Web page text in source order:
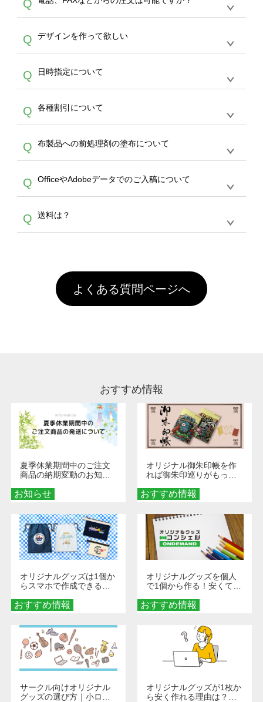
は、サポートが担当するエコバッグコンシェル
やタンブラーコンシェルをご利用ください。製
作する数量が多ければ多いほど、オンデマンド
サービスよりも低価格で製作することが可能で
す。
ドできるデータ形式は、JPG / PNG / AI / PSD /
PDF 形式になります。データの最大サイズ
写真などもアップロード可能です。使用できな
い画像はエラーになります。（※ Illustratorか
らの直接入稿には対応していません。AIで保存
し、デザインツールからアップロードして下さ
い）
Q
A
文のみ受け付けております。30個以上のご製
作をお考えの方は、サポートが担当するエコバ
スをご利用頂ければ、電話やFAX、メールなど
でご注文が可能です。
Q デザインを作って欲しい
A
を作って欲しい。などの場合は、製作数量が
30個以上であれば、サポート担当が、デザイ
バッグコンシェル
サー
ビスをご利用ください。(※ 30個以下の場合
は、デザインツールをご利用ください)
Q 日時指定について
A
ん。発送後18時以降に配送業者・伝票番号を
メールでお知らせいたしますので、直接配送業
者にご連絡いただき調整をお願い致します。
Q 各種割引について
A
カート内で自動的に割引(最大50%)が適用され
ます。 【付与ポイント】購入金額の1％が1ポ
イントとして付与され、次回ご注文時に1ポイ
ント＝1円としてお使いいただけます。ポイン
トは発送完了の翌日に付与され、次回ご注文時
からご利用頂けます。ポイントの有効期限は一
年間です。【会員ランク】過去10カ月のご注
文回数により会員ランク割引(最大5%)が適用
頂いても、ログインがされていなければ、ラン
クにカウントがされません。
Q 布製品への前処理剤の塗布について
A
意点（前処理剤）】カラー生地（Tシャツのホ
ワイト、トートバッグのナチュラル、ホワイト
といって、プリントを定着させるための処理剤
を塗布しており、短納期・低価格で商品をお届
害な性質で、水洗いで落とすことが可能です。
お手数ですが、お客様ご自身にて着用前に落と
していただけますようお願いいたします。※1
通常注文・直送機能でのご注文に関わらず、前
Q OfficeやAdobeデータでのご入稿について
A
ません。いずれのデータも該当デザインのみ画
像(JPEG,PNG,GIF,PDF)に変換、またはAdobe
Q 送料は？
引」などによるお値引きで4,000円未満になる
場合は送料がかかりますので、ご注意くださ
い。
よくある質問ページへ
おすすめ情報
お知らせ
夏季休業期間中のご注文
商品の納期変動のお知ら
おすすめ情報
オリジナル御朱印帳を作
れば御朱印巡りがもっと
ダーメイドする魅力と選
び方
おすすめ情報
オリジナルグッズは1個か
らスマホで作成できる！
くなる巾着＆ポーチ活用
術
おすすめ情報
オリジナルグッズを個人
で1個から作る！安くて簡
秘訣
サークル向けオリジナル
グッズの選び方｜小ロッ
オリジナルグッズが1枚か
ら安く作れる理由は？オ